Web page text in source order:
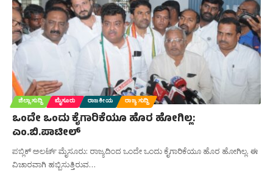
ಜಿಲ್ಲಾ ಸುದ್ದಿ ಮೈಸೂರು ರಾಜಕೀಯ ರಾಜ್ಯ ಸುದ್ದಿ
ಒಂದೇ ಒಂದು ಕೈಗಾರಿಕೆಯೂ ಹೊರ ಹೋಗಿಲ್ಲ:
ಎಂ.ಬಿ.ಪಾಟೀಲ್‌
ಪಬ್ಲಿಕ್ ಅಲರ್ಟ್ ಮೈಸೂರು: ರಾಜ್ಯದಿಂದ ಒಂದೇ ಒಂದು ಕೈಗಾರಿಕೆಯೂ ಹೊರ ಹೋಗಿಲ್ಲ. ಈ
ವಿಚಾರವಾಗಿ ಹಬ್ಬಿಸುತ್ತಿರುವ…